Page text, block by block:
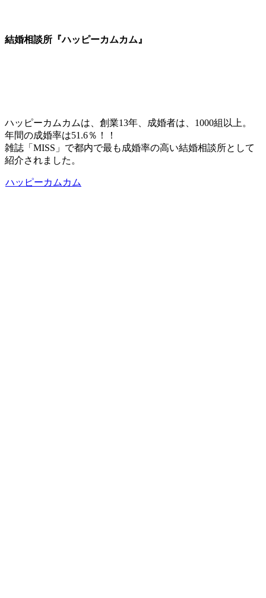
結婚相談所『ハッピーカムカム』
ハッピーカムカムは、創業13年、成婚者は、1000組以上。
年間の成婚率は51.6％！！
雑誌「MISS」で都内で最も成婚率の高い結婚相談所として
紹介されました。
ハッピーカムカム